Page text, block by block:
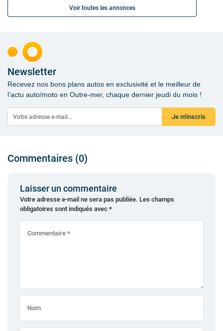
Voir toutes les annonces
Newsletter
Recevez nos bons plans autos en exclusivité et le meilleur de
l’actu auto/moto en Outre-mer, chaque dernier jeudi du mois !
Je m'inscris
Commentaires (0)
Laisser un commentaire
Votre adresse e-mail ne sera pas publiée. Les champs
obligatoires sont indiqués avec *